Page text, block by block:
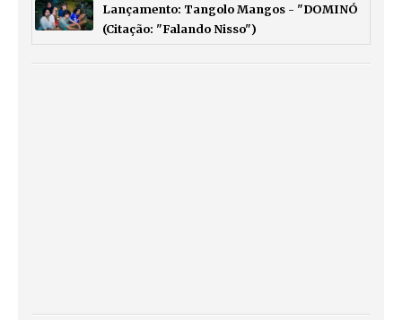
Lançamento: Tangolo Mangos - "DOMINÓ
(Citação: "Falando Nisso")